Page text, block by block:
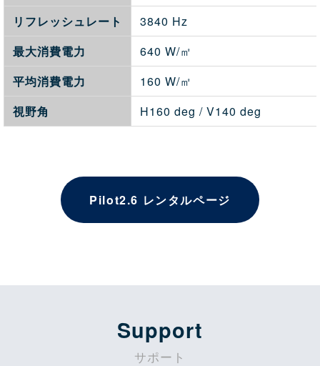
リフレッシュレート
3840 Hz
最大消費電力
640 W/㎡
平均消費電力
160 W/㎡
視野角
H160 deg / V140 deg
Pilot2.6 レンタルページ
Support
サポート